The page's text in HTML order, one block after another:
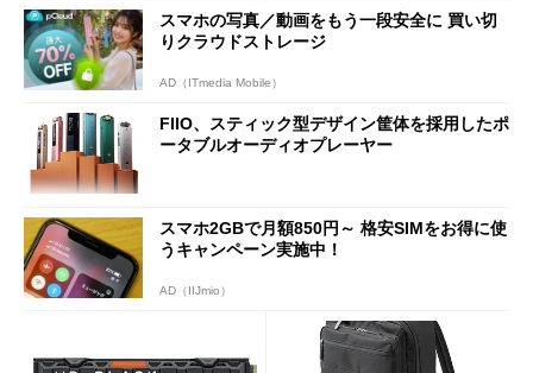
スマホの写真／動画をもう一段安全に 買い切
りクラウドストレージ
AD（ITmedia Mobile）
FIIO、スティック型デザイン筐体を採用したポ
ータブルオーディオプレーヤー
スマホ2GBで月額850円～ 格安SIMをお得に使
うキャンペーン実施中！
AD（IIJmio）